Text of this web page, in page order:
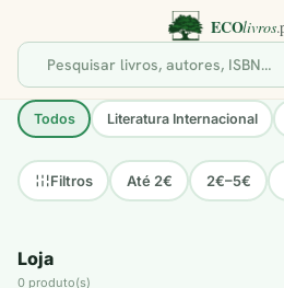
Todos Literatura Internacional
Filtros Até 2€ 2€–5€
Loja
0 produto(s)